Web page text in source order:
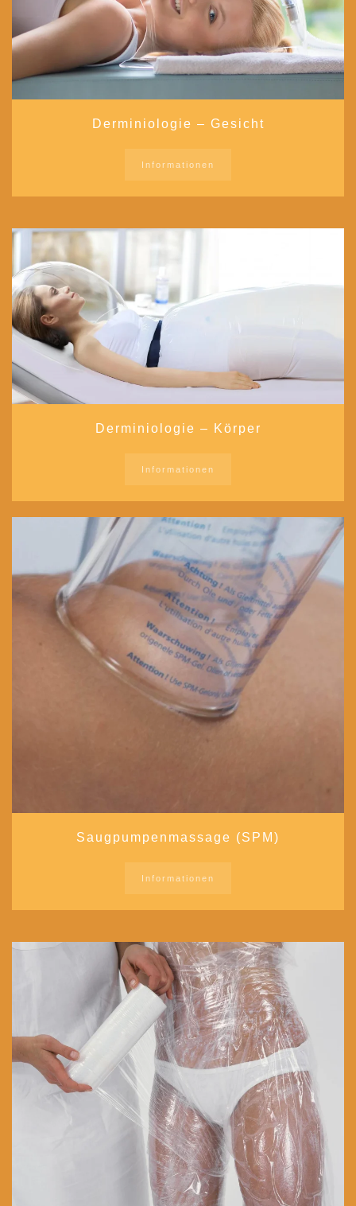
Derminiologie – Gesicht
Informationen
Derminiologie – Körper
Informationen
Saugpumpenmassage (SPM)
Informationen